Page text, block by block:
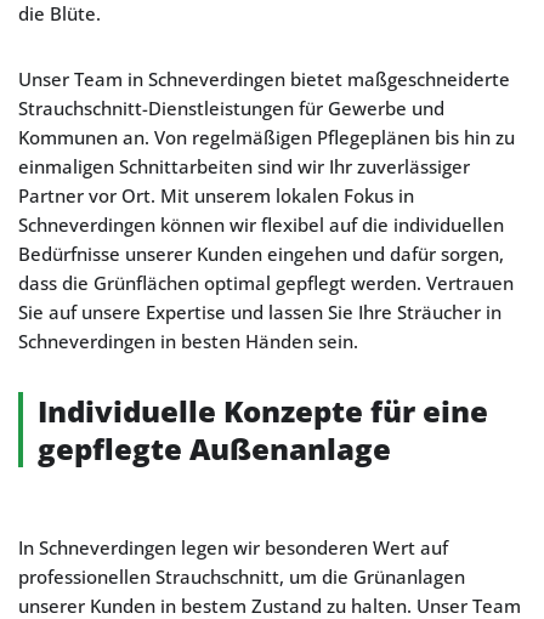
die Blüte.
Unser Team in Schneverdingen bietet maßgeschneiderte
Strauchschnitt-Dienstleistungen für Gewerbe und
Kommunen an. Von regelmäßigen Pflegeplänen bis hin zu
einmaligen Schnittarbeiten sind wir Ihr zuverlässiger
Partner vor Ort. Mit unserem lokalen Fokus in
Schneverdingen können wir flexibel auf die individuellen
Bedürfnisse unserer Kunden eingehen und dafür sorgen,
dass die Grünflächen optimal gepflegt werden. Vertrauen
Sie auf unsere Expertise und lassen Sie Ihre Sträucher in
Schneverdingen in besten Händen sein.
Individuelle Konzepte für eine
gepflegte Außenanlage
In Schneverdingen legen wir besonderen Wert auf
professionellen Strauchschnitt, um die Grünanlagen
unserer Kunden in bestem Zustand zu halten. Unser Team